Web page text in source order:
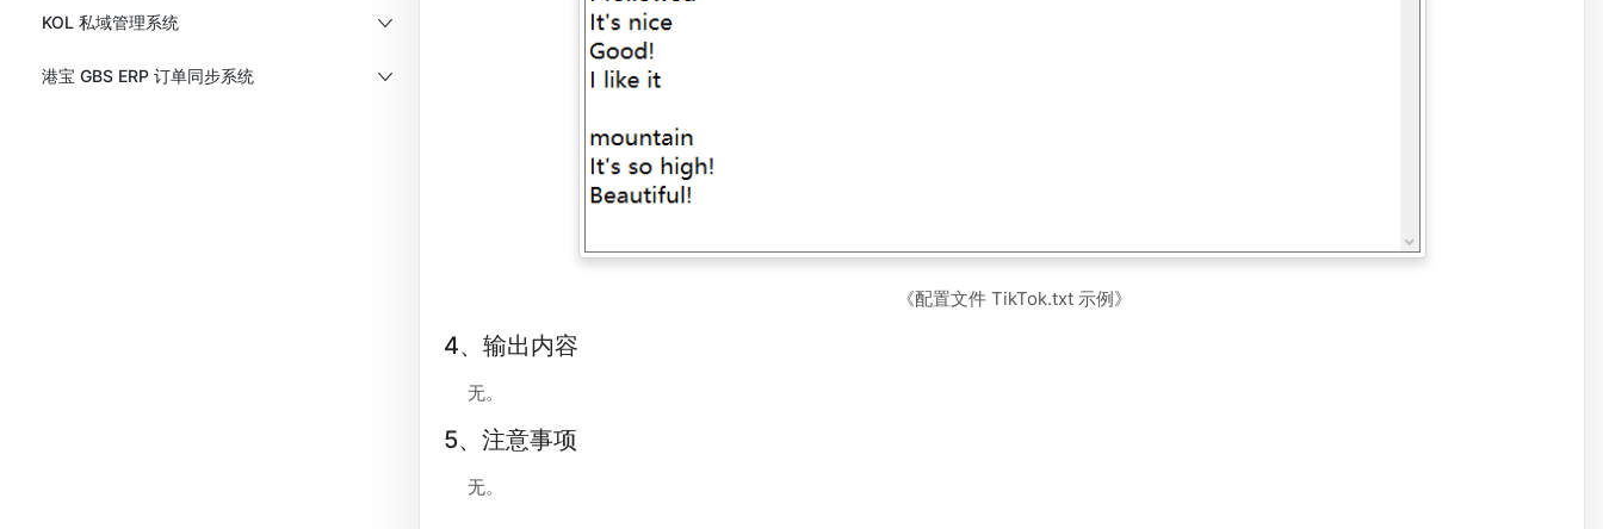
KOL 私域管理系统
港宝 GBS ERP 订单同步系统
《配置文件 TikTok.txt 示例》
4、输出内容
无。
5、注意事项
无。